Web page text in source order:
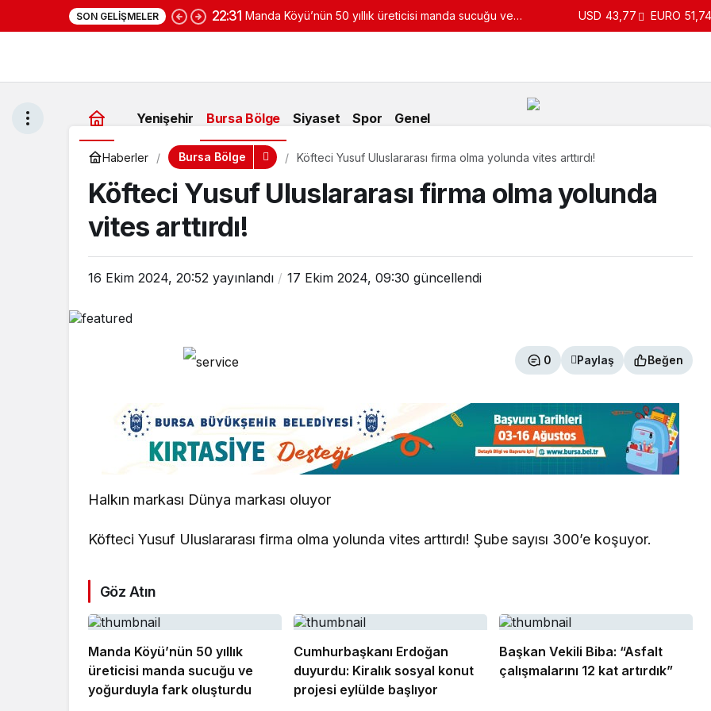
SON GELIŞMELER 22:31 Manda Köyü’nün 50 yıllık üreticisi manda sucuğu ve USD 43,77 EURO 51,74
Yenişehir Bursa Bölge Siyaset Spor Genel
Haberler Bursa Bölge Köfteci Yusuf Uluslararası firma olma yolunda vites arttırdı!
Köfteci Yusuf Uluslararası firma olma yolunda
vites arttırdı!
16 Ekim 2024, 20:52 yayınlandı 17 Ekim 2024, 09:30 güncellendi
0 Paylaş Beğen
Halkın markası Dünya markası oluyor
Köfteci Yusuf Uluslararası firma olma yolunda vites arttırdı! Şube sayısı 300’e koşuyor.
Göz Atın
Manda Köyü’nün 50 yıllık
üreticisi manda sucuğu ve
yoğurduyla fark oluşturdu
Cumhurbaşkanı Erdoğan
duyurdu: Kiralık sosyal konut
projesi eylülde başlıyor
Başkan Vekili Biba: “Asfalt
çalışmalarını 12 kat artırdık”